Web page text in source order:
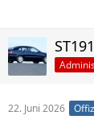
22. Juni 2026